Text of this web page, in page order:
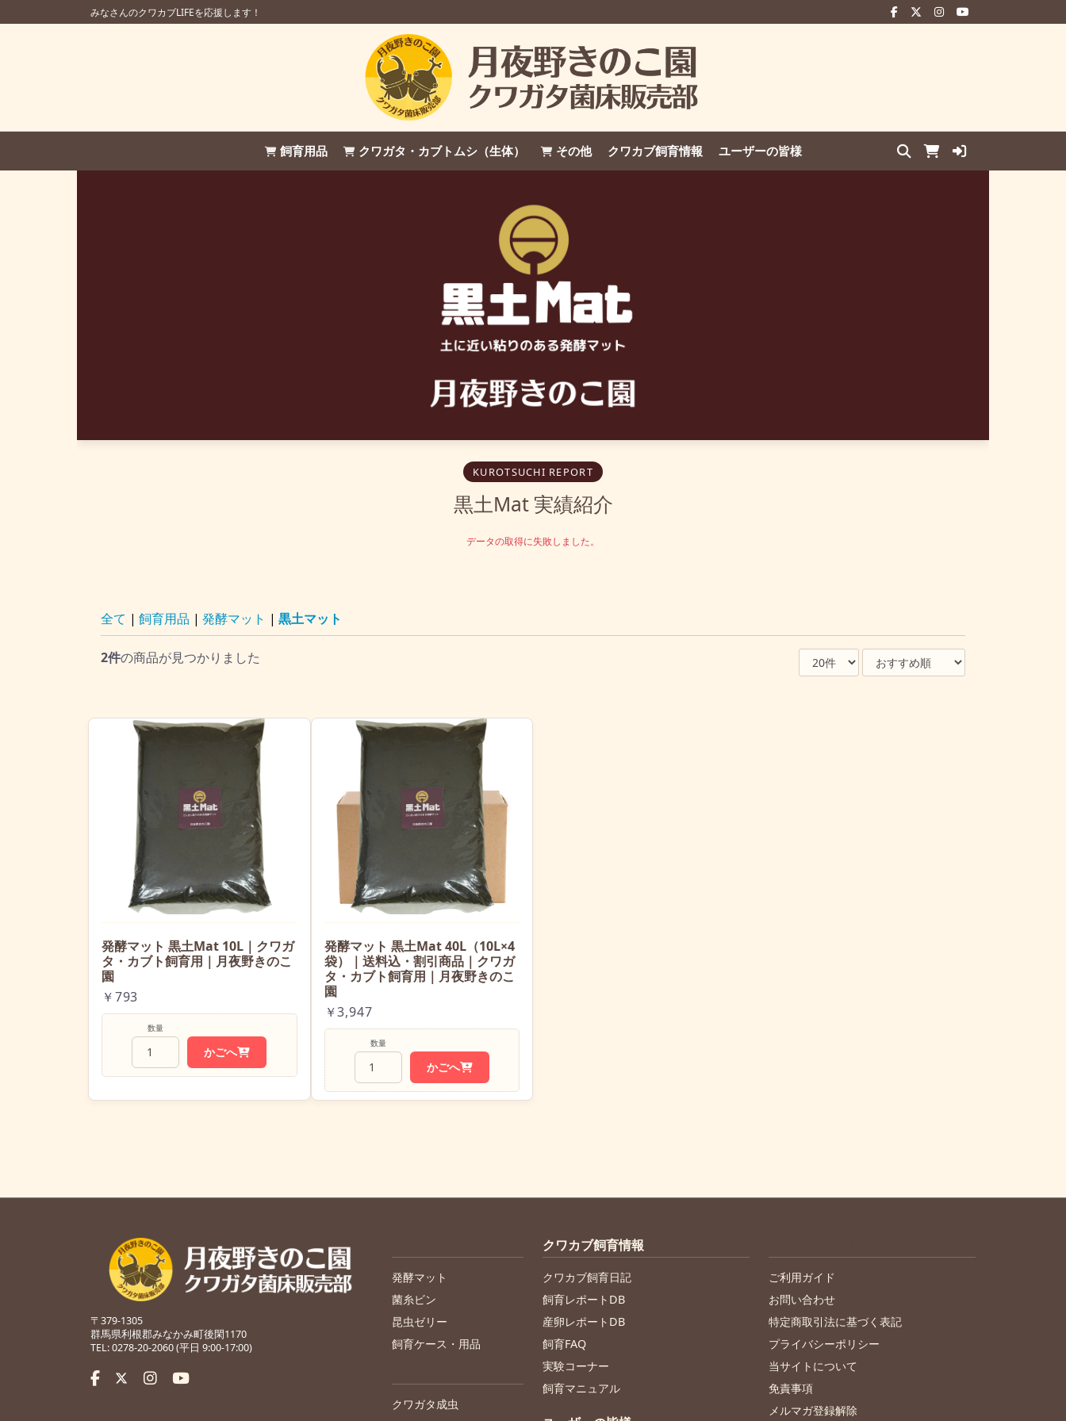
みなさんのクワカブLIFEを応援します！
飼育用品 クワガタ・カブトムシ（生体） その他 クワカブ飼育情報 ユーザーの皆様
KUROTSUCHI REPORT
黒土Mat 実績紹介
データの取得に失敗しました。
全て | 飼育用品 | 発酵マット | 黒土マット
2件の商品が見つかりました
発酵マット 黒土Mat 10L｜クワガ
タ・カブト飼育用｜月夜野きのこ
園
￥793
数量
かごへ
発酵マット 黒土Mat 40L（10L×4
袋）｜送料込・割引商品｜クワガ
タ・カブト飼育用｜月夜野きのこ
園
￥3,947
数量
かごへ
〒379-1305
群馬県利根郡みなかみ町後閑1170
TEL: 0278-20-2060 (平日 9:00-17:00)
発酵マット
菌糸ビン
昆虫ゼリー
飼育ケース・用品
クワガタ成虫
クワカブ飼育情報
クワカブ飼育日記
飼育レポートDB
産卵レポートDB
飼育FAQ
実験コーナー
飼育マニュアル
ご利用ガイド
お問い合わせ
特定商取引法に基づく表記
プライバシーポリシー
当サイトについて
免責事項
メルマガ登録解除